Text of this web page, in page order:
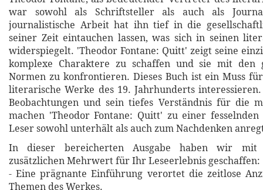
war sowohl als Schriftsteller als auch als
journalistische Arbeit hat ihn tief in die
seiner Zeit eintauchen lassen, was sich in seinen
widerspiegelt. 'Theodor Fontane: Quitt' zeigt seine
komplexe Charaktere zu schaffen und sie mit den
Normen zu konfrontieren. Dieses Buch ist ein Muss
literarische Werke des 19. Jahrhunderts interessieren.
Beobachtungen und sein tiefes Verständnis für die
machen 'Theodor Fontane: Quitt' zu einer
Leser sowohl unterhält als auch zum Nachdenken
In dieser bereicherten Ausgabe haben wir mit
zusätzlichen Mehrwert für Ihr Leseerlebnis geschaffen:
- Eine prägnante Einführung verortet die zeitlose
Themen des Werkes.